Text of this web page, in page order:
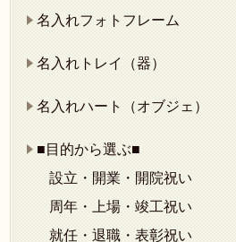
名入れフォトフレーム
名入れトレイ（器）
名入れハート（オブジェ）
■目的から選ぶ■
設立・開業・開院祝い
周年・上場・竣工祝い
就任・退職・表彰祝い